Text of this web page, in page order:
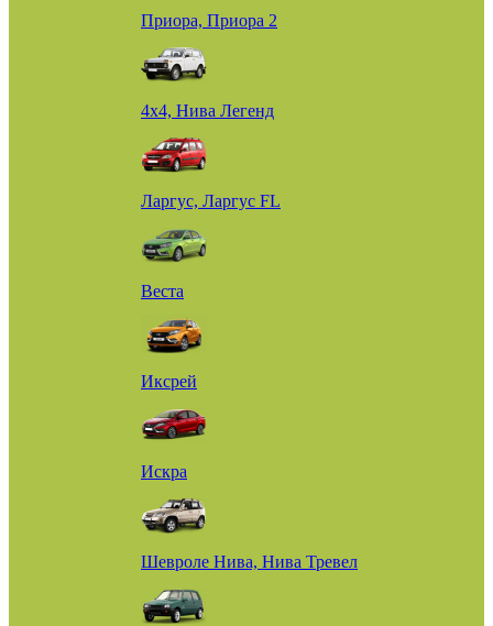
Приора, Приора 2
4х4, Нива Легенд
Ларгус, Ларгус FL
Веста
Иксрей
Искра
Шевроле Нива, Нива Тревел